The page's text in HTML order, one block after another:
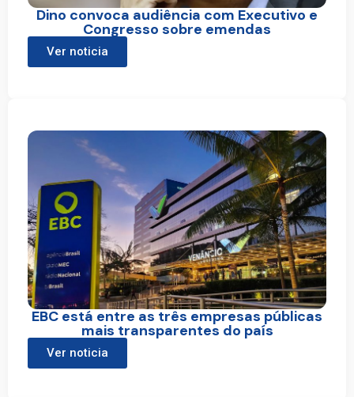
Dino convoca audiência com Executivo e
Congresso sobre emendas
Ver noticia
EBC está entre as três empresas públicas
mais transparentes do país
Ver noticia